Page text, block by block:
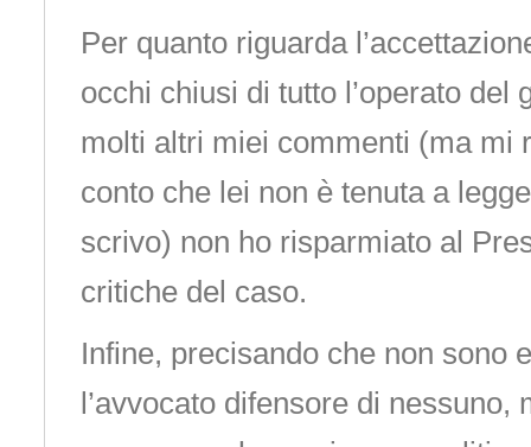
Per quanto riguarda
occhi chiusi di tutto l’operato del
molti altri miei commenti (ma mi
conto che lei non è tenuta a
scrivo) non ho risparmiato al
critiche del caso.
Infine, precisando che non sono
l’avvocato difensore di nessuno,